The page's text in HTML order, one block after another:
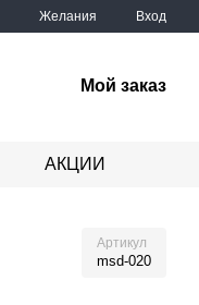
Желания Вход
Мой заказ
АКЦИИ
Артикул
msd-020